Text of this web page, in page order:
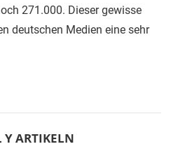
271.000. Dieser gewisse
deutschen Medien eine sehr
Y ARTIKELN